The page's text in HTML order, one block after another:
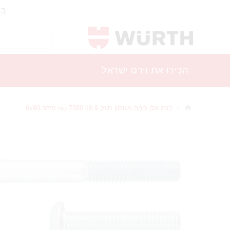
הכירו את וירט ישראל
בורג אלן כיפה מגולוון חוזק 10.9 iso 7380 מידה 6x90